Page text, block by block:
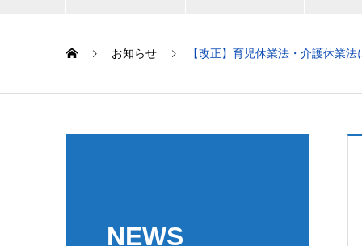
お知らせ 【改正】育児休業法・介護休業
NEWS